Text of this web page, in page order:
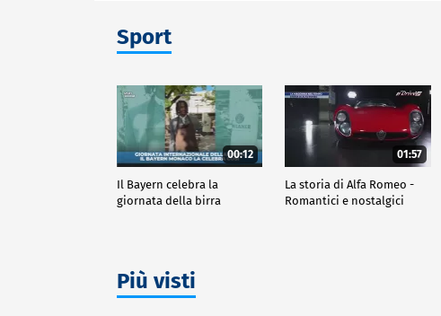
Sport
00:12
Il Bayern celebra la
giornata della birra
01:57
La storia di Alfa Romeo -
Romantici e nostalgici
Più visti